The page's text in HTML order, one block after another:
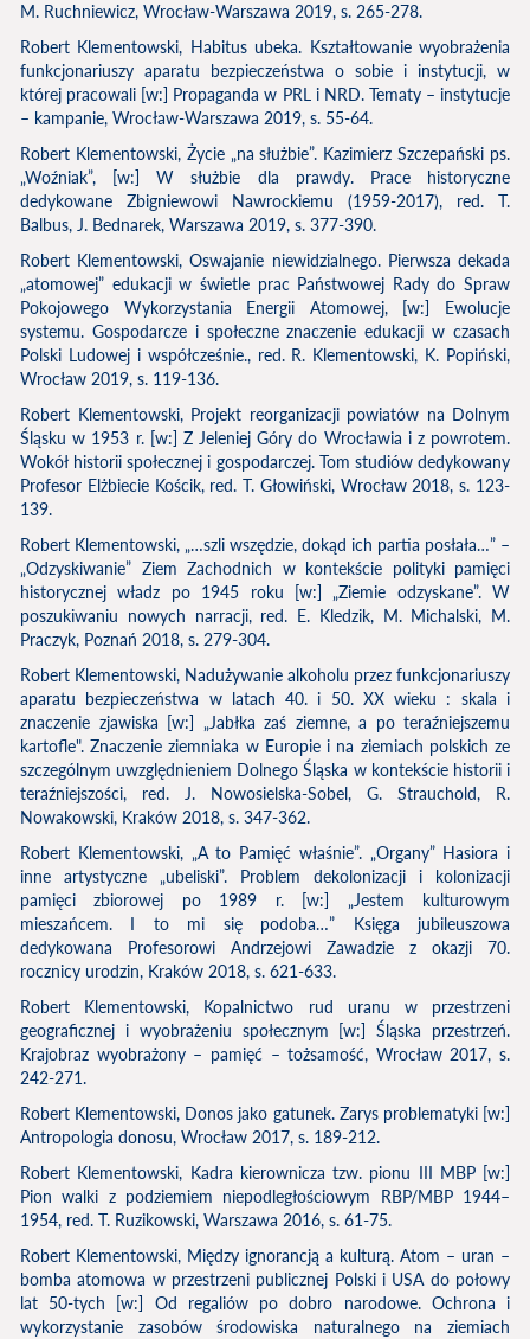
M. Ruchniewicz, Wrocław-Warszawa 2019, s. 265-278.
Robert Klementowski, Habitus ubeka. Kształtowanie wyobrażenia
funkcjonariuszy aparatu bezpieczeństwa o sobie i instytucji, w
której pracowali [w:] Propaganda w PRL i NRD. Tematy – instytucje
– kampanie, Wrocław-Warszawa 2019, s. 55-64.
Robert Klementowski, Życie „na służbie”. Kazimierz Szczepański ps.
„Woźniak”, [w:] W służbie dla prawdy. Prace historyczne
dedykowane Zbigniewowi Nawrockiemu (1959-2017), red. T.
Balbus, J. Bednarek, Warszawa 2019, s. 377-390.
Robert Klementowski, Oswajanie niewidzialnego. Pierwsza dekada
„atomowej” edukacji w świetle prac Państwowej Rady do Spraw
Pokojowego Wykorzystania Energii Atomowej, [w:] Ewolucje
systemu. Gospodarcze i społeczne znaczenie edukacji w czasach
Polski Ludowej i współcześnie., red. R. Klementowski, K. Popiński,
Wrocław 2019, s. 119-136.
Robert Klementowski, Projekt reorganizacji powiatów na Dolnym
Śląsku w 1953 r. [w:] Z Jeleniej Góry do Wrocławia i z powrotem.
Wokół historii społecznej i gospodarczej. Tom studiów dedykowany
Profesor Elżbiecie Kościk, red. T. Głowiński, Wrocław 2018, s. 123-
139.
Robert Klementowski, „…szli wszędzie, dokąd ich partia posłała…” –
„Odzyskiwanie” Ziem Zachodnich w kontekście polityki pamięci
historycznej władz po 1945 roku [w:] „Ziemie odzyskane”. W
poszukiwaniu nowych narracji, red. E. Kledzik, M. Michalski, M.
Praczyk, Poznań 2018, s. 279-304.
Robert Klementowski, Nadużywanie alkoholu przez funkcjonariuszy
aparatu bezpieczeństwa w latach 40. i 50. XX wieku : skala i
znaczenie zjawiska [w:] „Jabłka zaś ziemne, a po teraźniejszemu
kartofle". Znaczenie ziemniaka w Europie i na ziemiach polskich ze
szczególnym uwzględnieniem Dolnego Śląska w kontekście historii i
teraźniejszości, red. J. Nowosielska-Sobel, G. Strauchold, R.
Nowakowski, Kraków 2018, s. 347-362.
Robert Klementowski, „A to Pamięć właśnie”. „Organy” Hasiora i
inne artystyczne „ubeliski”. Problem dekolonizacji i kolonizacji
pamięci zbiorowej po 1989 r. [w:] „Jestem kulturowym
mieszańcem. I to mi się podoba…” Księga jubileuszowa
dedykowana Profesorowi Andrzejowi Zawadzie z okazji 70.
rocznicy urodzin, Kraków 2018, s. 621-633.
Robert Klementowski, Kopalnictwo rud uranu w przestrzeni
geograficznej i wyobrażeniu społecznym [w:] Śląska przestrzeń.
Krajobraz wyobrażony – pamięć – tożsamość, Wrocław 2017, s.
242-271.
Robert Klementowski, Donos jako gatunek. Zarys problematyki [w:]
Antropologia donosu, Wrocław 2017, s. 189-212.
Robert Klementowski, Kadra kierownicza tzw. pionu III MBP [w:]
Pion walki z podziemiem niepodległościowym RBP/MBP 1944–
1954, red. T. Ruzikowski, Warszawa 2016, s. 61-75.
Robert Klementowski, Między ignorancją a kulturą. Atom – uran –
bomba atomowa w przestrzeni publicznej Polski i USA do połowy
lat 50-tych [w:] Od regaliów po dobro narodowe. Ochrona i
wykorzystanie zasobów środowiska naturalnego na ziemiach